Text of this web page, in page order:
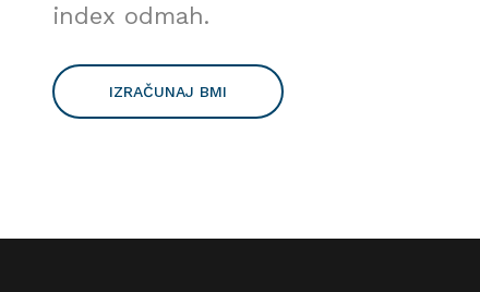
index odmah.
IZRAČUNAJ BMI